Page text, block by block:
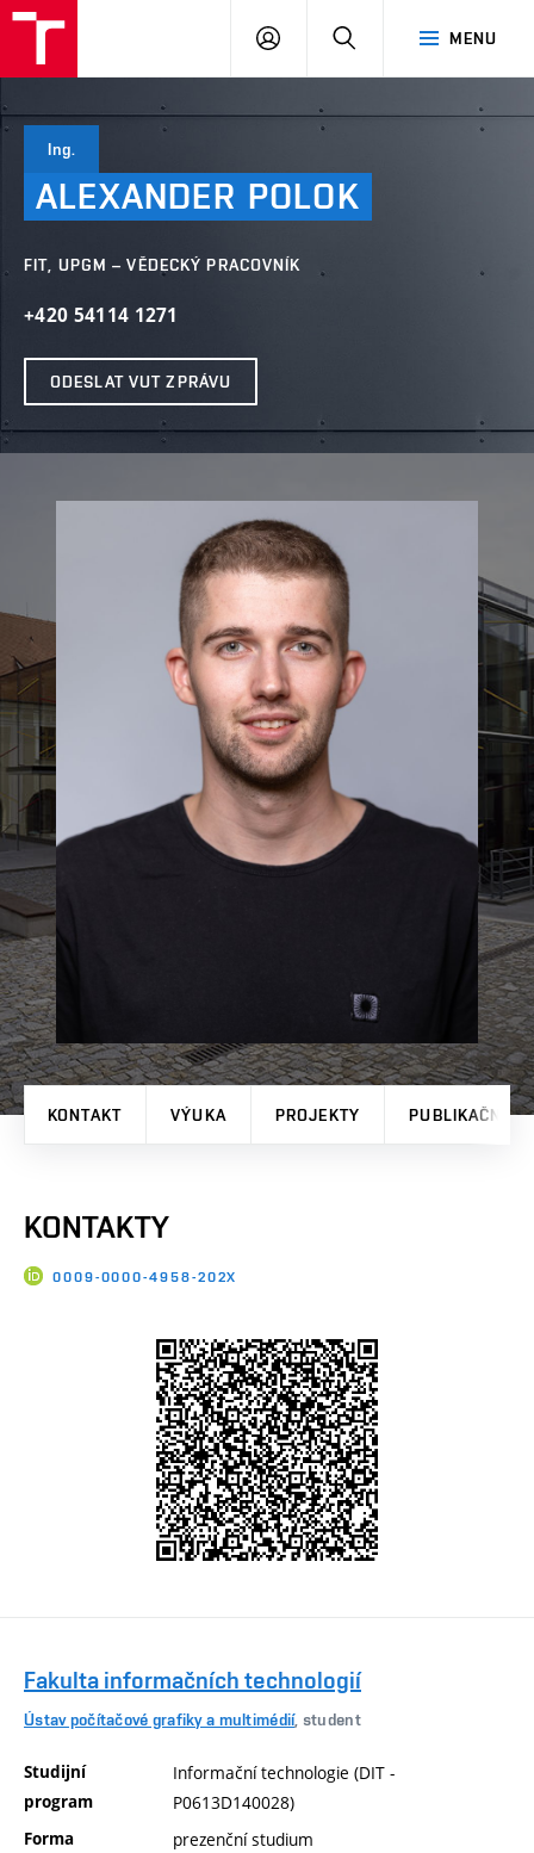
MENU
PŘIHLÁSIT
Ing.
ALEXANDER POLOK
FIT, UPGM – VĚDECKÝ PRACOVNÍK
+420 54114 1271
ODESLAT VUT ZPRÁVU
KONTAKT VÝUKA PROJEKTY PUBLIKAČNÍ
KONTAKTY
0009-0000-4958-202X
Fakulta informačních technologií
Ústav počítačové grafiky a multimédií, student
Studijní
program
Informační technologie (DIT -
P0613D140028)
Forma prezenční studium